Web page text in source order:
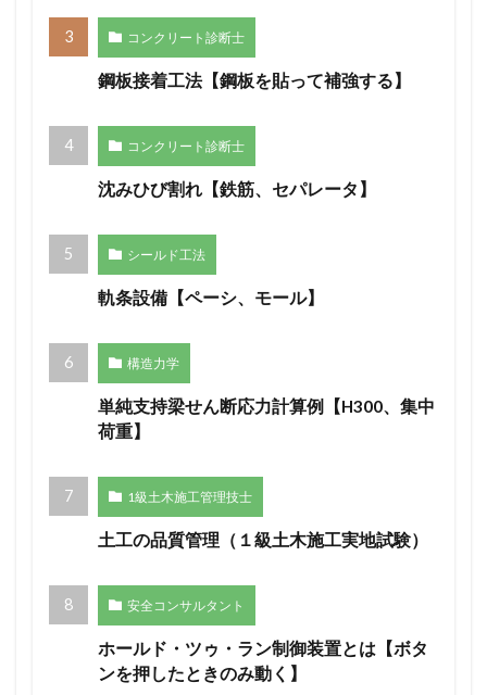
コンクリート診断士
鋼板接着工法【鋼板を貼って補強する】
コンクリート診断士
沈みひび割れ【鉄筋、セパレータ】
シールド工法
軌条設備【ペーシ、モール】
構造力学
単純支持梁せん断応力計算例【H300、集中
荷重】
1級土木施工管理技士
土工の品質管理（１級土木施工実地試験）
安全コンサルタント
ホールド・ツゥ・ラン制御装置とは【ボタ
ンを押したときのみ動く】